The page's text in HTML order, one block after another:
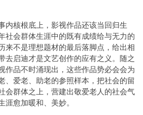
内核根底上，影视作品还该当回归生
社会群体生涯中的既有成绩给与无力的
来不是理想题材的最后落脚点，给出相
去启迪才是文艺创作的应有之义。随之
作品不时涌现出，这些作品势必会会为
、爱老、助老的参照样本，把社会的留
会群体之上，营建出敬爱老人的社会气
愈加暖和、美妙。